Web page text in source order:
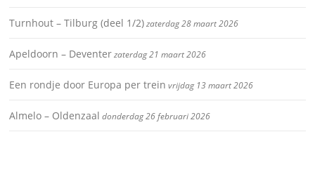
Turnhout – Tilburg (deel 1/2)zaterdag 28 maart 2026
Apeldoorn – Deventerzaterdag 21 maart 2026
Een rondje door Europa per trein vrijdag 13 maart 2026
Almelo – Oldenzaal donderdag 26 februari 2026